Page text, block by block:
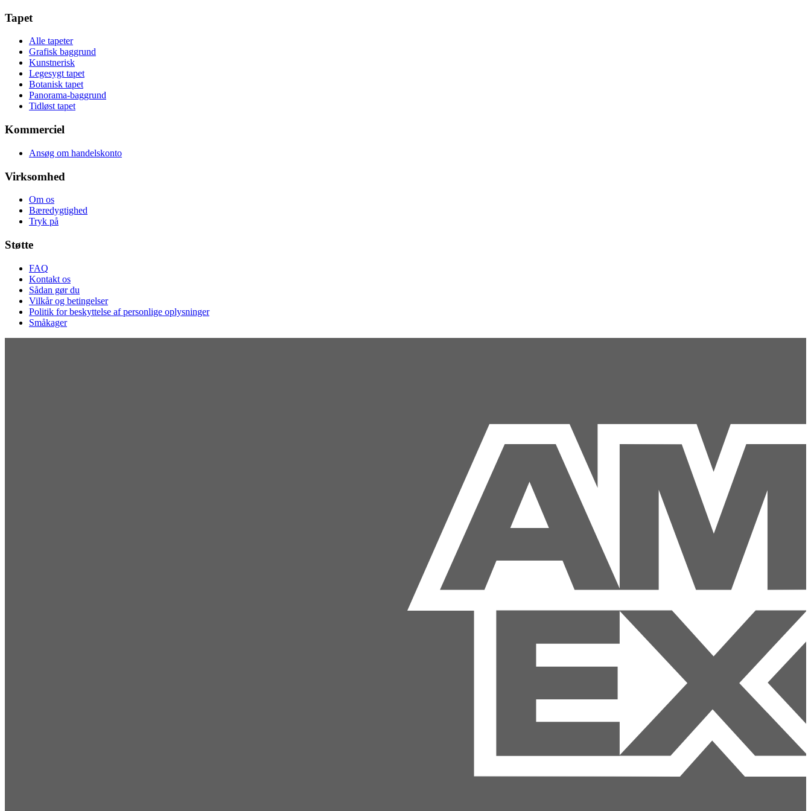
Tapet
Alle tapeter
Grafisk baggrund
Kunstnerisk
Legesygt tapet
Botanisk tapet
Panorama-baggrund
Tidløst tapet
Kommerciel
Ansøg om handelskonto
Virksomhed
Om os
Bæredygtighed
Tryk på
Støtte
FAQ
Kontakt os
Sådan gør du
Vilkår og betingelser
Politik for beskyttelse af personlige oplysninger
Småkager